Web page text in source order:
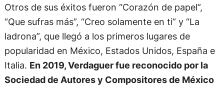
Otros de sus éxitos fueron “Corazón de papel”,
“Que sufras más”, “Creo solamente en ti” y “La
ladrona”, que llegó a los primeros lugares de
popularidad en México, Estados Unidos, España e
Italia. En 2019, Verdaguer fue reconocido por la
Sociedad de Autores y Compositores de México